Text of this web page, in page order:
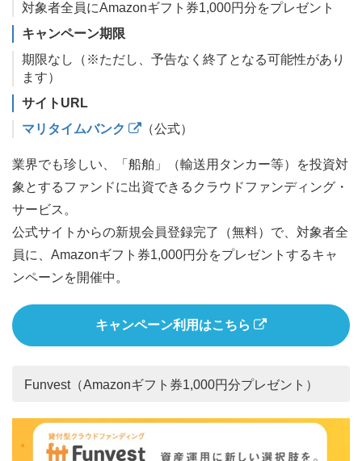
対象者全員にAmazonギフト券1,000円分をプレゼント
キャンペーン期限
期限なし（※ただし、予告なく終了となる可能性があり
ます）
サイトURL
マリタイムバンク
（公式）
業界でも珍しい、「船舶」（輸送用タンカー等）を投資対
象とするファンドに出資できるクラウドファンディング・
サービス。
公式サイトからの新規会員登録完了（無料）で、対象者全
員に、Amazonギフト券1,000円分をプレゼントするキャ
ンペーンを開催中。
キャンペーン利用はこちら
Funvest（Amazonギフト券1,000円分プレゼント）